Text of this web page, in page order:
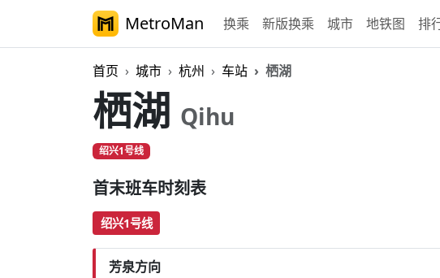
MetroMan 换乘 新版换乘 城市 地铁图 排
首页 城市 杭州 车站 栖湖
栖湖 Qihu
绍兴1号线
首末班车时刻表
绍兴1号线
芳泉方向